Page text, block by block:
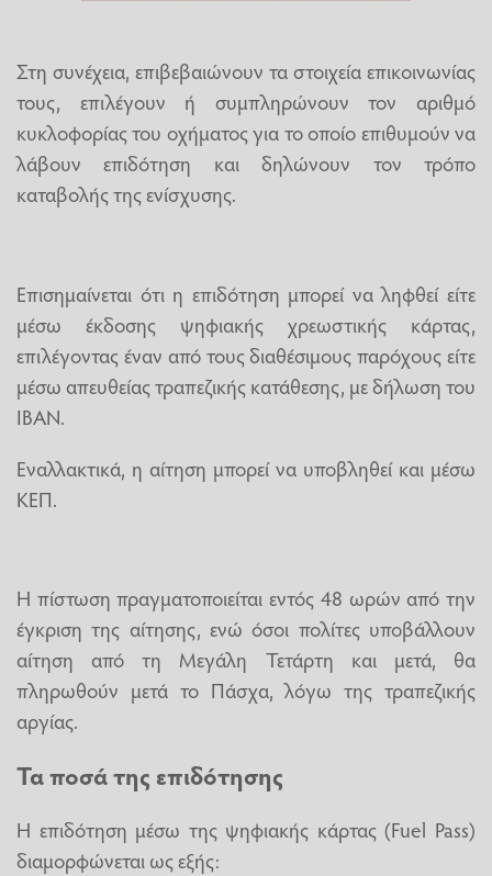
Στη συνέχεια, επιβεβαιώνουν τα στοιχεία επικοινωνίας
τους, επιλέγουν ή συμπληρώνουν τον αριθμό
κυκλοφορίας του οχήματος για το οποίο επιθυμούν να
λάβουν επιδότηση και δηλώνουν τον τρόπο
καταβολής της ενίσχυσης.
Επισημαίνεται ότι η επιδότηση μπορεί να ληφθεί είτε
μέσω έκδοσης ψηφιακής χρεωστικής κάρτας,
επιλέγοντας έναν από τους διαθέσιμους παρόχους είτε
μέσω απευθείας τραπεζικής κατάθεσης, με δήλωση του
IBAN.
Εναλλακτικά, η αίτηση μπορεί να υποβληθεί και μέσω
ΚΕΠ.
Η πίστωση πραγματοποιείται εντός 48 ωρών από την
έγκριση της αίτησης, ενώ όσοι πολίτες υποβάλλουν
αίτηση από τη Μεγάλη Τετάρτη και μετά, θα
πληρωθούν μετά το Πάσχα, λόγω της τραπεζικής
αργίας.
Τα ποσά της επιδότησης
Η επιδότηση μέσω της ψηφιακής κάρτας (Fuel Pass)
διαμορφώνεται ως εξής: